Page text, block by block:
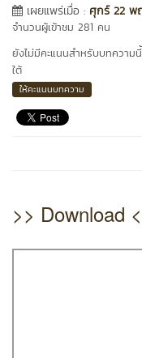
เผยแพร่เมื่อ : ศุกร์ 22 พ
จำนวนผู้เข้าชม 281 คน
ยังไม่มีคะแนนสำหรับบทความนี้
ใต้
ให้คะแนนบทความ
>> Download